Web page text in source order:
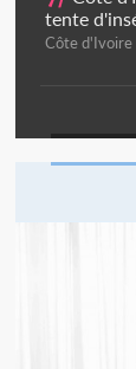
tente
Côte d'Ivoire